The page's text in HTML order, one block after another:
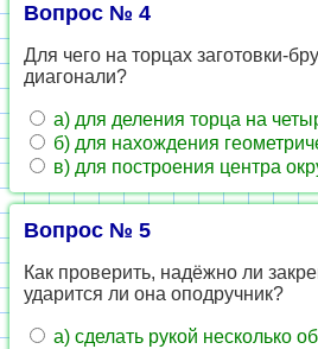
Вопрос № 4
Для чего на торцах заготовки-
диагонали?
а) для деления торца на
б) для нахождения
в) для построения центра
Вопрос № 5
Как проверить, надёжно ли
ударится ли она оподручник?
а) сделать рукой несколько